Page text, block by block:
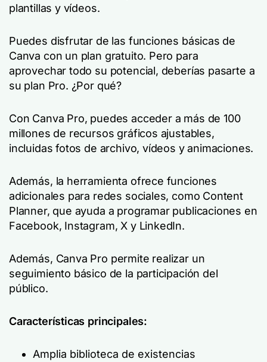
plantillas y vídeos.
Puedes disfrutar de las funciones básicas de
Canva con un plan gratuito. Pero para
aprovechar todo su potencial, deberías pasarte a
su plan Pro. ¿Por qué?
Con Canva Pro, puedes acceder a más de 100
millones de recursos gráficos ajustables,
incluidas fotos de archivo, vídeos y animaciones.
Además, la herramienta ofrece funciones
adicionales para redes sociales, como Content
Planner, que ayuda a programar publicaciones en
Facebook, Instagram, X y LinkedIn.
Además, Canva Pro permite realizar un
seguimiento básico de la participación del
público.
Características principales:
Amplia biblioteca de existencias